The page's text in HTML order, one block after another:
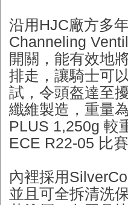
沿用HJC廠方多
Channeling
開關，能有效地
排走，讓騎士可
試，令頭盔達至
纖維製造，重量
PLUS 1,250g 較
ECE R22-05 比
內裡採用
並且可全拆清洗